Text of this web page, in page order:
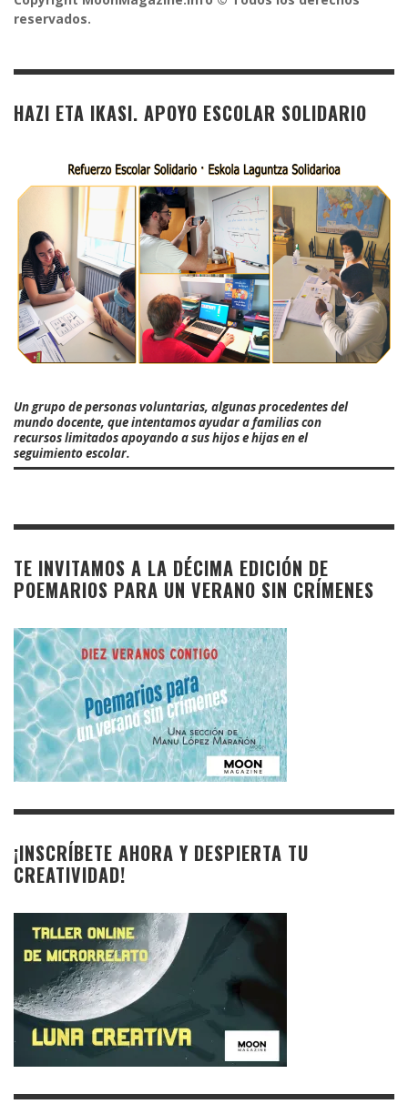
reservados.
HAZI ETA IKASI. APOYO ESCOLAR SOLIDARIO
Un grupo de personas voluntarias, algunas procedentes del
mundo docente, que intentamos ayudar a familias con
recursos limitados apoyando a sus hijos e hijas en el
seguimiento escolar.
TE INVITAMOS A LA DÉCIMA EDICIÓN DE
POEMARIOS PARA UN VERANO SIN CRÍMENES
¡INSCRÍBETE AHORA Y DESPIERTA TU
CREATIVIDAD!